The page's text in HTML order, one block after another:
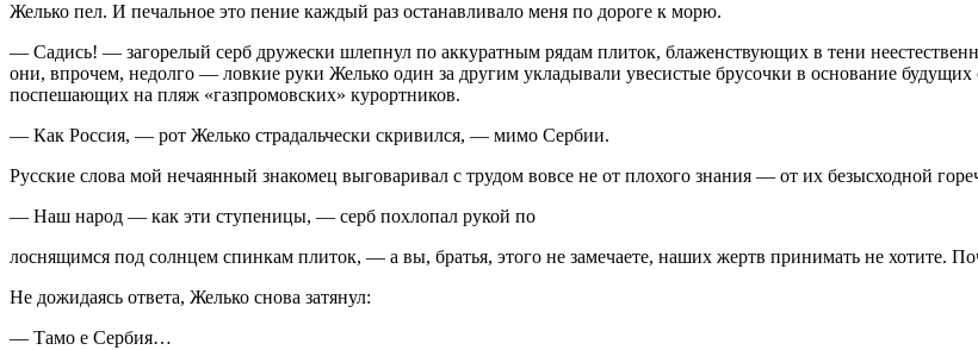
Желько пел. И печальное это пение каждый раз останавливало меня по дороге к морю.
— Садись! — загорелый серб дружески шлепнул по аккуратным рядам плиток, блаженствующих в тени
они, впрочем, недолго — ловкие руки Желько один за другим укладывали увесистые брусочки в основание
поспешающих на пляж «газпромовских» курортников.
— Как Россия, — рот Желько страдальчески скривился, — мимо Сербии.
Русские слова мой нечаянный знакомец выговаривал с трудом вовсе не от плохого знания — от их безысходной
— Наш народ — как эти ступеницы, — серб похлопал рукой по
лоснящимся под солнцем спинкам плиток, — а вы, братья, этого не замечаете, наших жертв принимать не хотите.
Не дожидаясь ответа, Желько снова затянул:
— Тамо е Сербия…